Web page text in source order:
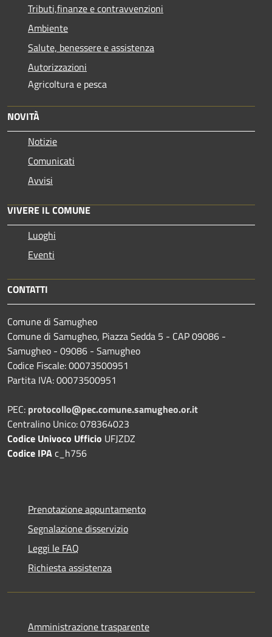
Tributi,finanze e contravvenzioni
Ambiente
Salute, benessere e assistenza
Autorizzazioni
Agricoltura e pesca
NOVITÀ
Notizie
Comunicati
Avvisi
VIVERE IL COMUNE
Luoghi
Eventi
CONTATTI
Comune di Samugheo
Comune di Samugheo, Piazza Sedda 5 - CAP 09086 -
Samugheo - 09086 - Samugheo
Codice Fiscale: 00073500951
Partita IVA: 00073500951
PEC: protocollo@pec.comune.samugheo.or.it
Centralino Unico: 078364023
Codice Univoco Ufficio UFJZDZ
Codice IPAc_h756
Prenotazione appuntamento
Segnalazione disservizio
Leggi le FAQ
Richiesta assistenza
Amministrazione trasparente